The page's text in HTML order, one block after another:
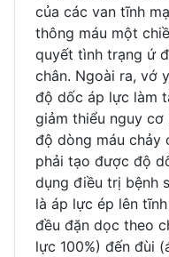
của các van tĩnh
thông máu một
quyết tình trạng ứ
chân. Ngoài ra, vớ
độ dốc áp lực làm
giảm thiểu nguy
độ dòng máu chảy
phải tạo được độ
dụng điều trị bệnh
là áp lực ép lên
đều đặn dọc theo
lực 100%) đến đùi